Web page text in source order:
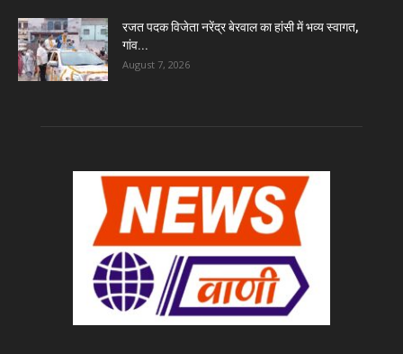
रजत पदक विजेता नरेंद्र बेरवाल का हांसी में भव्य स्वागत,
गांव...
August 7, 2026